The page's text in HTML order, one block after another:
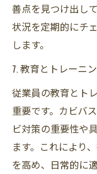
善点を見つけ出し
状況を定期的にチ
します。
7. 教育とトレーニ
従業員の教育とト
重要です。カビバ
ビ対策の重要性や
ます。これにより
を高め、日常的に